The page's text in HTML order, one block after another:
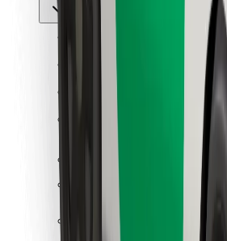
Vilkår og betingelser
Sikkerhed
Få en tur på få minutter!
Download Bolt-appen
Find din yndlingsmad!